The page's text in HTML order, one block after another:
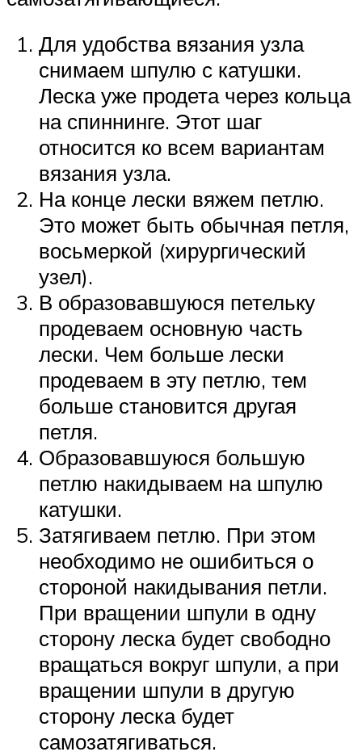
Для удобства вязания узла
снимаем шпулю с катушки.
Леска уже продета через кольца
на спиннинге. Этот шаг
относится ко всем вариантам
вязания узла.
На конце лески вяжем петлю.
Это может быть обычная петля,
восьмеркой (хирургический
узел).
В образовавшуюся петельку
продеваем основную часть
лески. Чем больше лески
продеваем в эту петлю, тем
больше становится другая
петля.
Образовавшуюся большую
петлю накидываем на шпулю
катушки.
Затягиваем петлю. При этом
необходимо не ошибиться о
стороной накидывания петли.
При вращении шпули в одну
сторону леска будет свободно
вращаться вокруг шпули, а при
вращении шпули в другую
сторону леска будет
самозатягиваться.